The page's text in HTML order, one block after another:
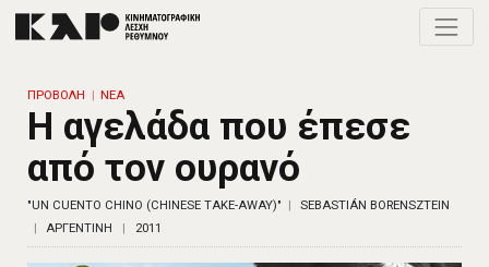
ΠΡΟΒΟΛΗ ΝΕΑ
Η αγελάδα που έπεσε
από τον ουρανό
"UN CUENTO CHINO (CHINESE TAKE-AWAY)"
SEBASTIÁN BORENSZTEIN
ΑΡΓΕΝΤΙΝΗ
2011